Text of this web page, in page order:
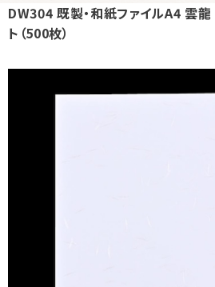
DW304 既製・和紙ファイルA4
ト（500枚）